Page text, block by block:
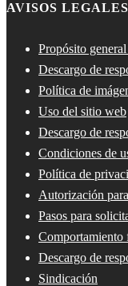
AVISOS LEGALES
Propósito
Descargo de
Política de
Uso del sitio web
Descargo de
Condiciones de
Política de
Autorización
Pasos para
Comportamiento
Descargo de
Sindicación